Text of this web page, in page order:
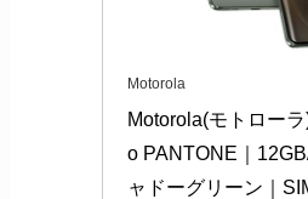
Motorola
Motorola(モトロー
o PANTONE｜
ャドーグリーン｜